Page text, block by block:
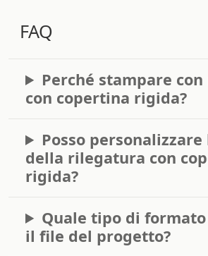
FAQ
Perché stampare
con copertina rigida?
Posso
della rilegatura con
rigida?
Quale tipo di
il file del progetto?